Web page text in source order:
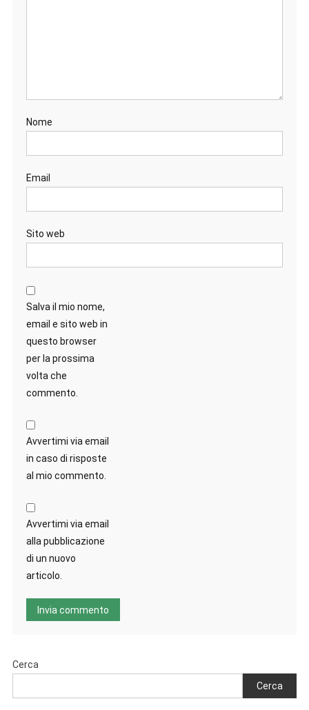
Nome
Email
Sito web
Salva il mio nome,
email e sito web in
questo browser
per la prossima
volta che
commento.
Avvertimi via email
in caso di risposte
al mio commento.
Avvertimi via email
alla pubblicazione
di un nuovo
articolo.
Cerca
Cerca